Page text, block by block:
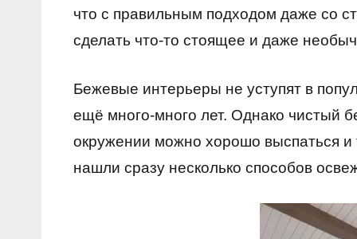
что с правильным подходом даже со
сделать что-то стоящее и даже
Бежевые интерьеры не уступят в
ещё много-много лет. Однако чистый
окружении можно хорошо выспаться и
нашли сразу несколько способов